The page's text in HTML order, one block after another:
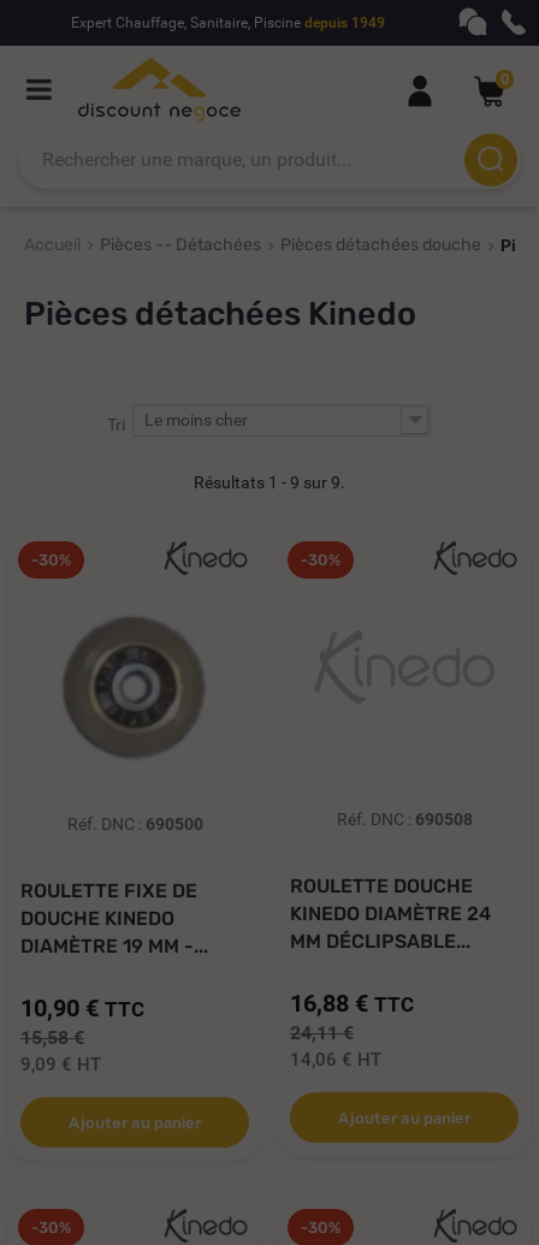
Expert Chauffage, Sanitaire, Piscine depuis 1949
0
Accueil Pièces -- Détachées Pièces détachées douche
Pièces détachées Kinedo
Tri Le moins cher
Résultats 1 - 9 sur 9.
-30%
Réf. DNC : 690500
ROULETTE FIXE DE
DOUCHE KINEDO
DIAMÈTRE 19 MM -...
10,90 € TTC
15,58 €
9,09 € HT
Ajouter au panier
-30%
Réf. DNC : 690508
ROULETTE DOUCHE
KINEDO DIAMÈTRE 24
MM DÉCLIPSABLE...
16,88 € TTC
24,11 €
14,06 € HT
Ajouter au panier
-30% -30%